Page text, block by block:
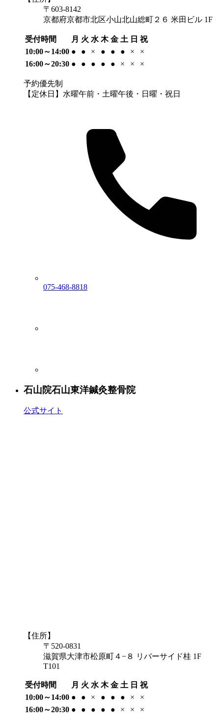
〒603-8142
京都府京都市北区小山北山総町２６ 米田ビル 1F
受付時間 月 火 水 木 金 土 日 祝
10:00～14:00 ● ● × ● ● ● ×
×
16:00～20:30 ● ● ● ● ● × × ×
予約優先制
【定休日】水曜午前・土曜午後・日曜・祝日
075-468-8818
石山院石山東洋鍼灸整骨院
公式サイト
【住所】
〒520-0831
滋賀県大津市松原町４−８ リバーサイド桂 1F
T101
受付時間 月 火 水 木 金 土 日 祝
10:00～14:00 ● ● × ● ● ● ×
×
16:00～20:30 ● ● ● ● ● × × ×